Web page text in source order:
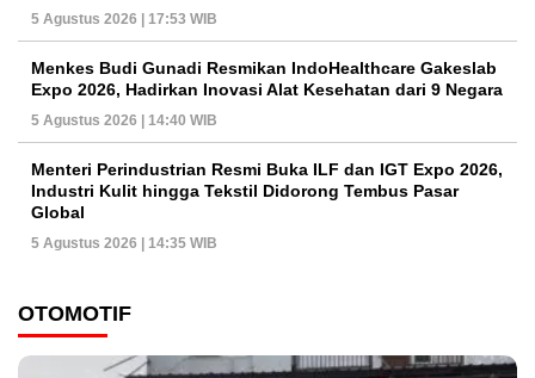
5 Agustus 2026 | 17:53 WIB
Menkes Budi Gunadi Resmikan IndoHealthcare Gakeslab
Expo 2026, Hadirkan Inovasi Alat Kesehatan dari 9 Negara
5 Agustus 2026 | 14:40 WIB
Menteri Perindustrian Resmi Buka ILF dan IGT Expo 2026,
Industri Kulit hingga Tekstil Didorong Tembus Pasar
Global
5 Agustus 2026 | 14:35 WIB
OTOMOTIF